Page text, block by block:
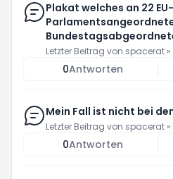
Plakat welches an 22 EU-
Letzter Beitrag von spacerat »
0Antworten
Mein Fall ist nicht bei
Letzter Beitrag von spacerat »
0Antworten